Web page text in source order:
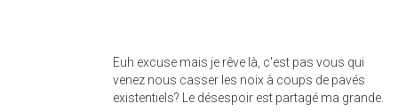
Euh excuse mais je rêve là, c'est pas vous qui
venez nous casser les noix à coups de pavés
existentiels? Le désespoir est partagé ma grande.